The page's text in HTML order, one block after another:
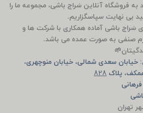
به فروشگاه آنلاین سَراج باشی، مجموعه ما را
بی نهایت سپاسگزاریم.
سَراج باشی آماده همکاری با شرکت ها و
صنفی به صورت عمده می باشد.
سعدی شمالی، خیابان منوچهری،
پلاک 828
تهران